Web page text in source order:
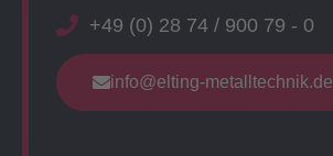
+49 (0) 28 74 / 900 79 - 0
info@elting-metalltechnik.de